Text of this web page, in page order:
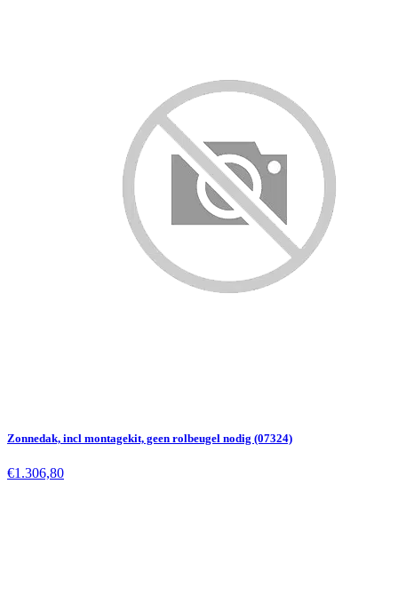
Zonnedak, incl montagekit, geen rolbeugel nodig (07324)
€1.306,80